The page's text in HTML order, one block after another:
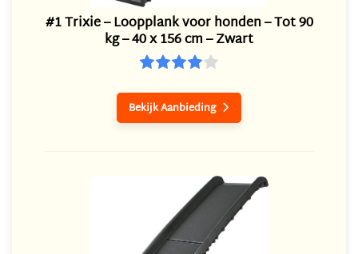
#1 Trixie – Loopplank voor honden – Tot 90
kg – 40 x 156 cm – Zwart
Bekijk Aanbieding 